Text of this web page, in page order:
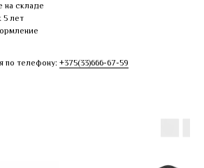
на складе
5 лет
по телефону: +375(33)666-67-59